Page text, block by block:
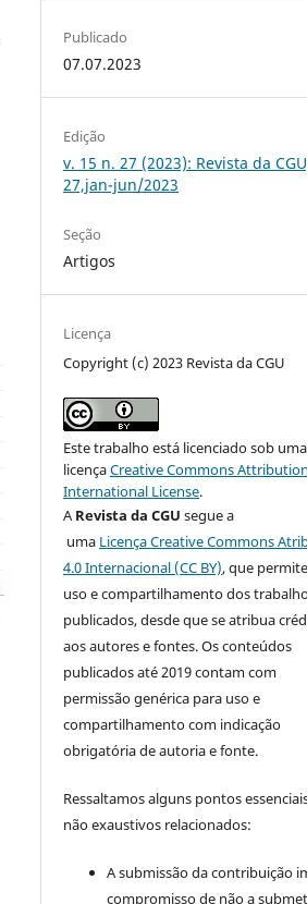
Publicado
07.07.2023
Edição
v. 15 n. 27 (2023): Revista da
27,jan-jun/2023
Seção
Artigos
Licença
Copyright (c) 2023 Revista da CGU
Este trabalho está licenciado sob uma
licençaCreative Commons
International License.
ARevista da CGU segue a
uma Licença Creative Commons
4.0 Internacional (CC BY), que
uso e compartilhamento dos
publicados, desde que se atribua
aos autores e fontes. Os conteúdos
publicados até 2019 contam com
permissão genérica para uso e
compartilhamento com indicação
obrigatória de autoria e fonte.
Ressaltamos alguns pontos
não exaustivos relacionados:
A submissão da contribuição
compromisso de não a